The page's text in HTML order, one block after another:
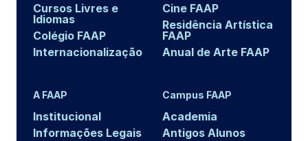
Cursos Livres e
Idiomas
Colégio FAAP
Internacionalização
Cine FAAP
Residência Artística
FAAP
Anual de Arte FAAP
A FAAP
Institucional
Informações Legais
Campus FAAP
Academia
Antigos Alunos